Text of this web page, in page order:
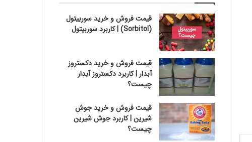
قیمت فروش و خرید سوربیتول
(Sorbitol) | کاربرد سوربیتول
قیمت فروش و خرید دکستروز
آبدار | کاربرد دکستروز آبدار
چیست؟
قیمت فروش و خرید جوش
شیرین | کاربرد جوش شیرین
چیست؟